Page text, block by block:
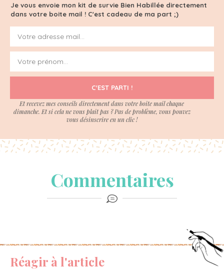
Je vous envoie mon kit de survie Bien Habillée directement
dans votre boite mail ! C'est cadeau de ma part ;)
C'EST PARTI !
Et recevez mes conseils directement dans votre boite mail chaque
dimanche. Et si cela ne vous plait pas ? Pas de problème, vous pouvez
vous désinscrire en un clic !
Commentaires
Réagir à l'article